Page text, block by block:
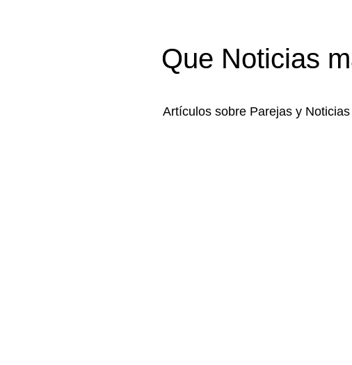
Que Noticias
Artículos sobre Parejas y